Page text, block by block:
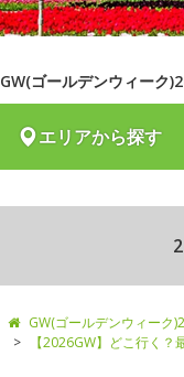
GW(ゴールデンウィーク
エリアから探す
GW(ゴールデンウィーク
【2026GW】どこ行く